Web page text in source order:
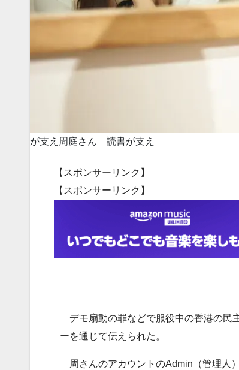
が支え 周庭さん 読書が支え
【スポンサーリンク】
【スポンサーリンク】
デモ扇動の罪などで服役中の香港の民
ーを通じて伝えられた。
周さんのアカウントのAdmin（管理人